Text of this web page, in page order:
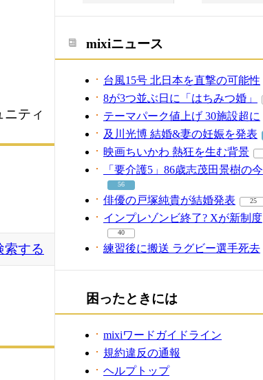
ニティ
索する
mixiニュース
台風15号 北日本を直撃の可能性
8が3つ並ぶ日に「はちみつ婚」
テーマパーク値上げ 30施設超に
及川光博 結婚&妻の妊娠を発表
映画ちいかわ 熱狂を生む背景
「要介護5」86歳志茂田景樹の今
56
俳優の戸塚純貴が結婚発表 25
インプレゾンビ終了? Xが新制度
40
練習後に搬送 ラグビー選手死去
困ったときには
mixiワードガイドライン
規約違反の通報
ヘルプトップ